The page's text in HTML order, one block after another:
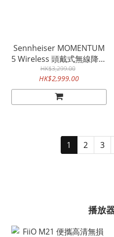
Sennheiser MOMENTUM
5 Wireless 頭戴式無線降噪
耳機
HK$3,299.00
HK$2,999.00
1 2 3
播放